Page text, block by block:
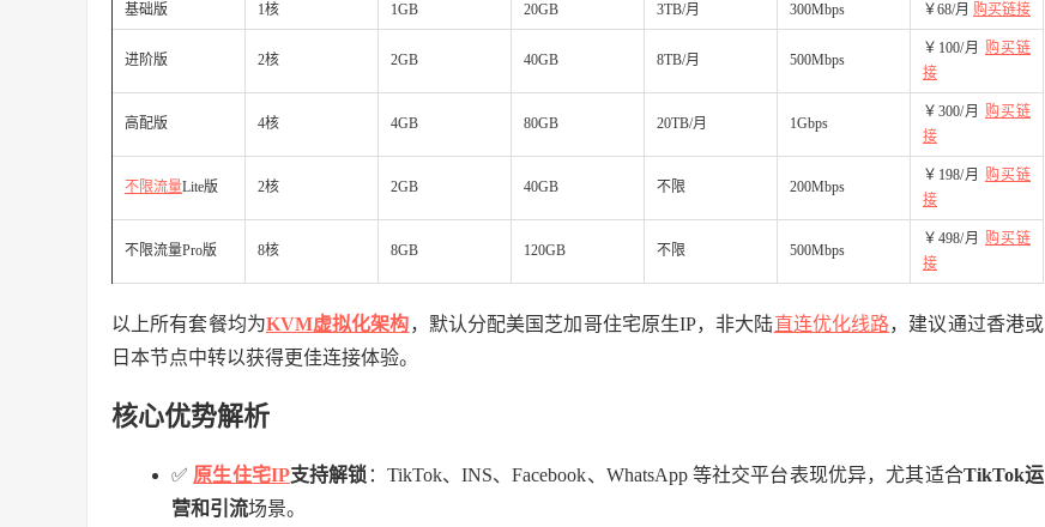
基础版 1核 1GB 20GB 3TB/月 300Mbps ￥68/月 购买链接
进阶版 2核 2GB 40GB 8TB/月 500Mbps
￥100/月 购买链
接
高配版 4核 4GB 80GB 20TB/月 1Gbps
￥300/月 购买链
接
不限流量Lite版 2核 2GB 40GB 不限 200Mbps
￥198/月 购买链
接
不限流量Pro版 8核 8GB 120GB 不限 500Mbps
￥498/月 购买链
接
以上所有套餐均为KVM虚拟化架构，默认分配美国芝加哥住宅原生IP，非大陆 直连优化线路，建议通过香港或
日本节点中转以获得更佳连接体验。
核心优势解析
✅ 原生住宅IP支持解锁 ：TikTok、INS、Facebook、WhatsApp 等社交平台表现优异，尤其适合TikTok运
营和引流场景。